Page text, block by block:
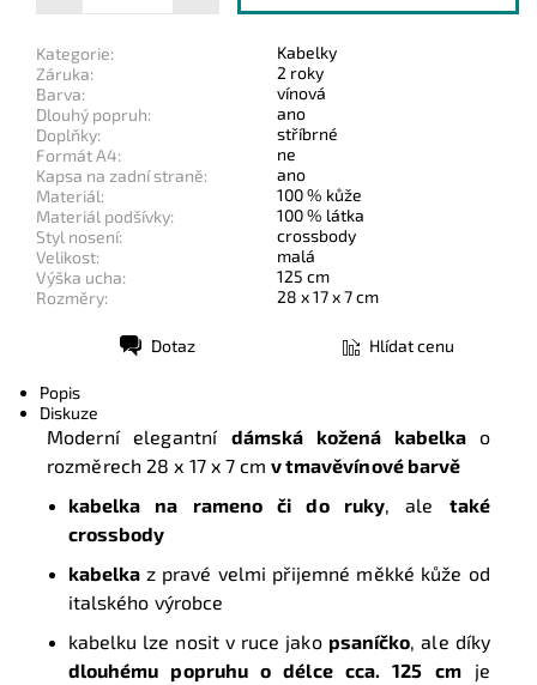
Kategorie:
Kabelky
Záruka:
2 roky
Barva:
vínová
Dlouhý popruh:
ano
Doplňky:
stříbrné
Formát A4:
ne
Kapsa na zadní straně:
ano
Materiál:
100 % kůže
Materiál podšívky:
100 % látka
Styl nosení:
crossbody
Velikost:
malá
Výška ucha:
125 cm
Rozměry:
28 x 17 x 7 cm
Dotaz Hlídat cenu
Popis
Diskuze
Moderní elegantní dámská kožená kabelka o
rozměrech 28 x 17 x 7 cm v tmavěvínové barvě
kabelka na rameno či do ruky , ale také
crossbody
kabelka z pravé velmi přijemné měkké kůže od
italského výrobce
kabelku lze nosit v ruce jako psaníčko , ale díky
dlouhému popruhu o délce cca. 125 cmje